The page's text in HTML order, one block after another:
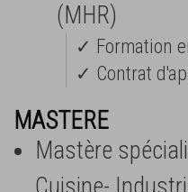
(MHR)
✓ Formation
✓ Contrat
MASTERE
Mastère